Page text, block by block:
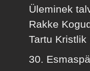
Üleminek
Rakke
Tartu
30.